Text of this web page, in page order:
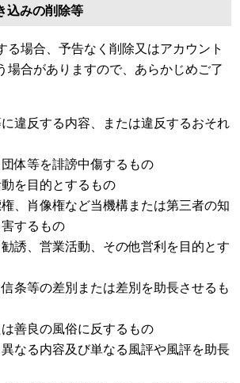
込みの削除等
る場合、予告なく削除又はアカウント
場合がありますので、あらかじめご了
違反する内容、または違反するおそれ
体等を誹謗中傷するもの
を目的とするもの
、肖像権など当機構または第三者の知
するもの
誘、営業活動、その他営利を目的とす
条等の差別または差別を助長させるも
善良の風俗に反するもの
なる内容及び単なる風評や風評を助長